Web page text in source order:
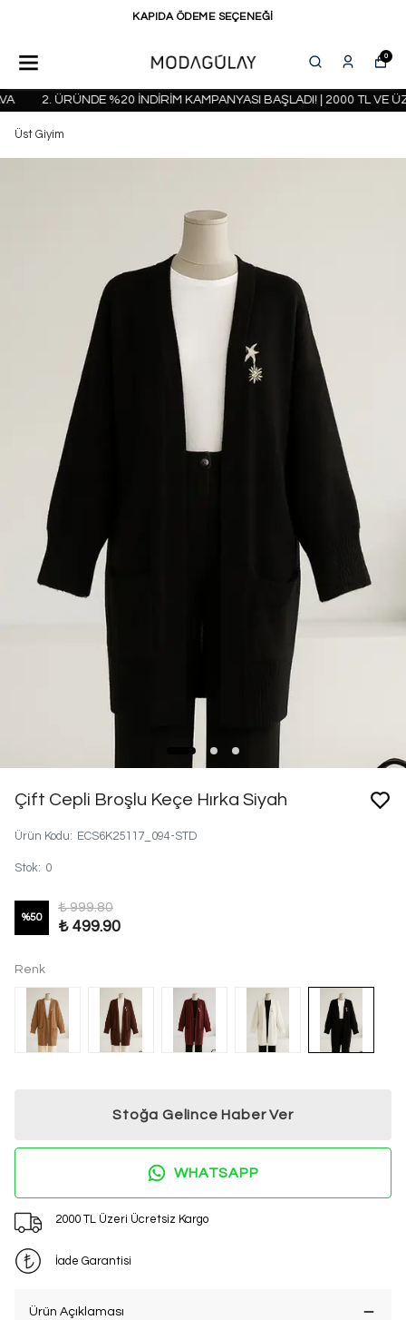
KAPIDA ÖDEME SEÇENEĞİ
0
2. ÜRÜNDE %20 İNDİRİM KAMPANYASI BAŞLADI! | 2000 TL VE
Üst Giyim
Çift Cepli Broşlu Keçe Hırka Siyah
Ürün Kodu: ECS6K25117_094-STD
Stok: 0
%50
₺ 999.80
₺ 499.90
Renk
Stoğa Gelince Haber Ver
WHATSAPP
2000 TL Üzeri Ücretsiz Kargo
İade Garantisi
Ürün Açıklaması